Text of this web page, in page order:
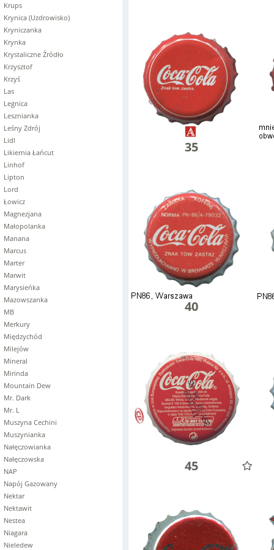
Krups
Krynica (Uzdrowisko)
Kryniczanka
Krynka
Krystaliczne Źródło
Krzysztof
Krzyś
Las
Legnica
Lesznianka
Leśny Zdrój
Lidl
Likiernia Łańcut
Linhof
Lipton
Lord
Łowicz
Magnezjana
Małopolanka
Manana
Marcus
Marter
Marwit
Marysieńka
Mazowszanka
MB
Merkury
Międzychód
Milejów
Mineral
Mirinda
Mountain Dew
Mr. Dark
Mr. L
Muszyna Cechini
Muszynianka
Nałęczowianka
Nałęczowska
NAP
Napój Gazowany
Nektar
Nektawit
Nestea
Niagara
Nieledew
35
40
45